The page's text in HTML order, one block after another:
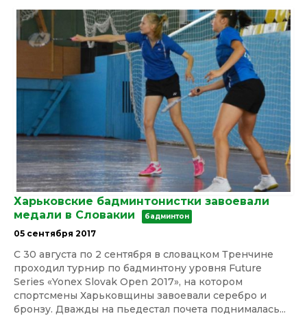
Харьковские бадминтонистки завоевали
медали в Словакии
бадминтон
05 сентября 2017
C 30 августа по 2 сентября в словацком Тренчине
проходил турнир по бадминтону уровня Future
Series «Yonex Slovak Open 2017», на котором
спортсмены Харьковщины завоевали серебро и
бронзу. Дважды на пьедестал почета поднималась...